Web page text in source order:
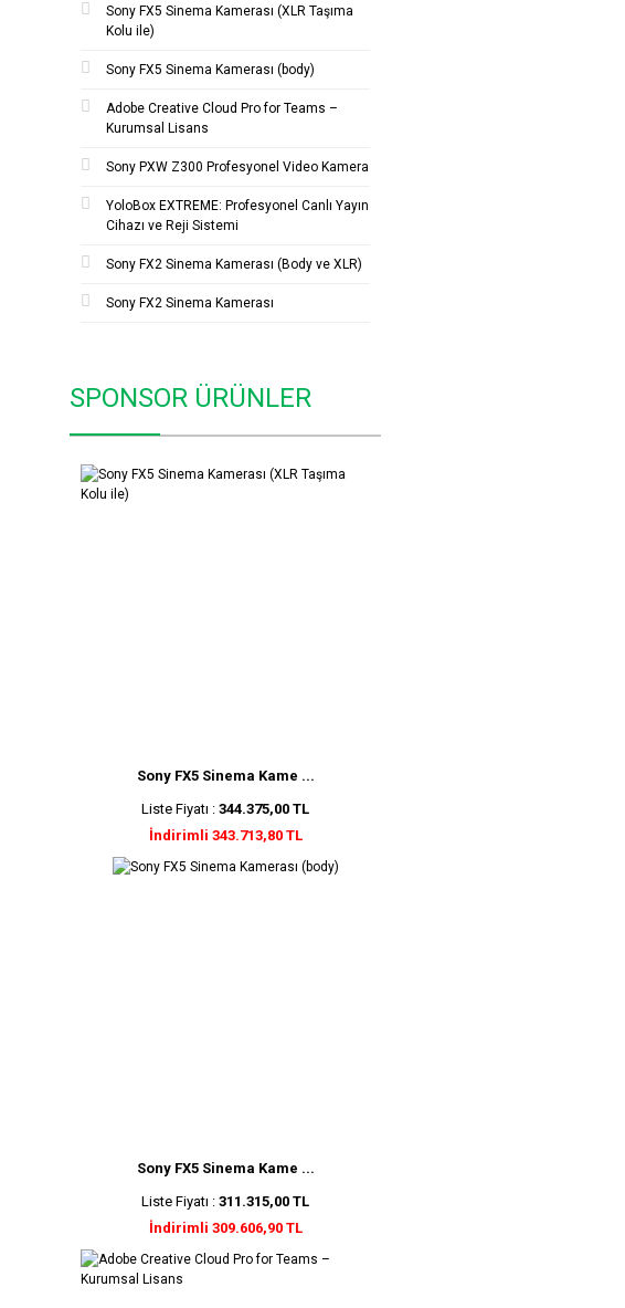
Sony FX5 Sinema Kamerası (XLR Taşıma
Kolu ile)
Sony FX5 Sinema Kamerası (body)
Adobe Creative Cloud Pro for Teams –
Kurumsal Lisans
Sony PXW Z300 Profesyonel Video Kamera
YoloBox EXTREME: Profesyonel Canlı Yayın
Cihazı ve Reji Sistemi
Sony FX2 Sinema Kamerası (Body ve XLR)
Sony FX2 Sinema Kamerası
SPONSOR ÜRÜNLER
Sony FX5 Sinema Kame ...
Liste Fiyatı : 344.375,00 TL
İndirimli 343.713,80 TL
Sony FX5 Sinema Kame ...
Liste Fiyatı : 311.315,00 TL
İndirimli 309.606,90 TL